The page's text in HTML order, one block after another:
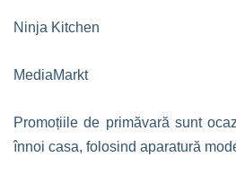
Ninja Kitchen
MediaMarkt
Promoțiile de primăvară sunt
înnoi casa, folosind aparatură